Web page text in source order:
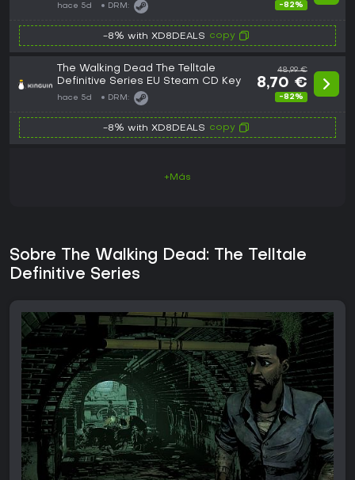
hace 5d DRM: -82%
-8% with XD8DEALS copy
The Walking Dead The Telltale
Definitive Series EU Steam CD Key
hace 5d DRM:
48,99 €
8,70 €
-82%
-8% with XD8DEALS copy
+Más
Sobre The Walking Dead: The Telltale
Definitive Series